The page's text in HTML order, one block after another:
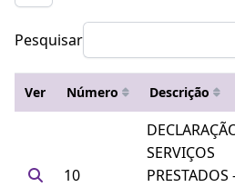
Pesquisar
Ver Número Descrição
10
SERVIÇOS
PRESTADOS